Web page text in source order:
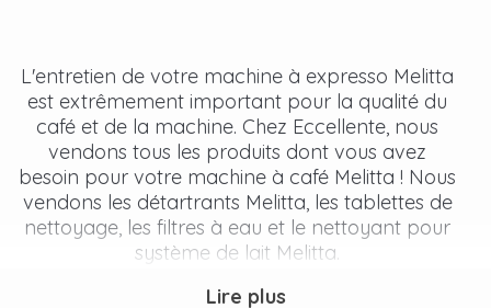
L'entretien de votre machine à expresso Melitta
est extrêmement important pour la qualité du
café et de la machine. Chez Eccellente, nous
vendons tous les produits dont vous avez
besoin pour votre machine à café Melitta ! Nous
vendons les détartrants Melitta, les tablettes de
nettoyage, les filtres à eau et le nettoyant pour
système de lait Melitta.
Lire plus